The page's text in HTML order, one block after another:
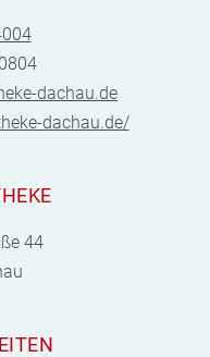
dachau.de
dachau.de/
44